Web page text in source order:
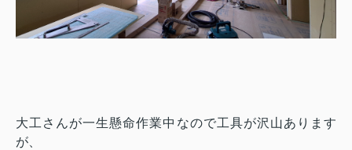
大工さんが一生懸命作業中なので工具が沢山あります
が、